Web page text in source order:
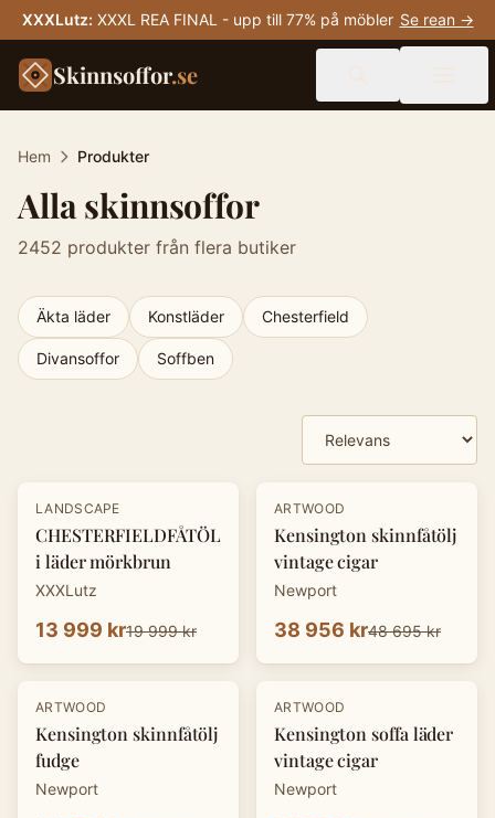
XXXLutz: XXXL REA FINAL - upp till 77% på möbler Se rean →
Skinnsoffor.se
Hem Produkter
Alla skinnsoffor
2452 produkter från flera butiker
Äkta läder Konstläder Chesterfield
Divansoffor Soffben
- 30%
LANDSCAPE
CHESTERFIELDFÅTÖLJ
i läder mörkbrun
XXXLutz
13 999 kr19 999 kr
-20%
ARTWOOD
Kensington skinnfåtölj
vintage cigar
Newport
38 956 kr48 695 kr
-20%
ARTWOOD
Kensington skinnfåtölj
fudge
Newport
-20%
ARTWOOD
Kensington soffa läder
vintage cigar
Newport